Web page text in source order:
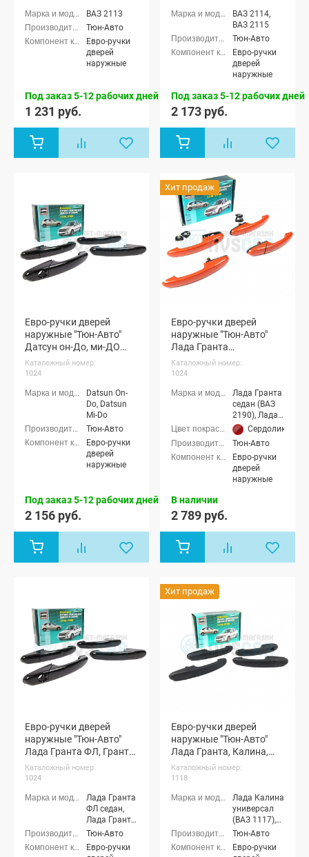
ВАЗ 2113
Тюн-Авто
Евро-ручки
дверей
наружные
Под заказ 5-12 рабочих дней
1 231 руб.
ВАЗ 2114,
ВАЗ 2115
Тюн-Авто
Евро-ручки
дверей
наружные
Под заказ 5-12 рабочих дней
2 173 руб.
Евро-ручки дверей
наружные "Тюн-Авто"
Датсун он-До, ми-ДО
(окрашенные)
Каталожный номер:
1024
Datsun On-
Do, Datsun
Mi-Do
Тюн-Авто
Евро-ручки
дверей
наружные
Под заказ 5-12 рабочих дней
2 156 руб.
Хит продаж
Евро-ручки дверей
наружные "Тюн-Авто"
Лада Гранта
(окрашенные)
Каталожный номер:
1024
Лада Гранта
седан (ВАЗ
2190), Лада
Гранта
лифтбек
(ВАЗ 2191)
Сердолик (195
Тюн-Авто
Евро-ручки
дверей
наружные
В наличии
2 789 руб.
Евро-ручки дверей
наружные "Тюн-Авто"
Лада Гранта ФЛ, Гранта
Кросс (окрашенные)
Каталожный номер:
1024
Лада Гранта
ФЛ седан,
Лада Гранта
ФЛ хэтчбек,
ФЛ
Тюн-Авто
Евро-ручки
Хит продаж
Евро-ручки дверей
наружные "Тюн-Авто"
Лада Гранта, Калина,
Датсун (неокрашенные)
Каталожный номер:
1118
Лада Калина
универсал
(ВАЗ 1117),
Лада Калина
1118), Лада
Тюн-Авто
Евро-ручки